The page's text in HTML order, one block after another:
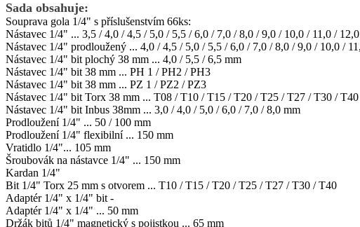
Sada obsahuje:
Souprava gola 1/4" s příslušenstvím 66ks:
Nástavec 1/4" ... 3,5 / 4,0 / 4,5 / 5,0 / 5,5 / 6,0 / 7,0 / 8,0 / 9,0 / 10,0 / 11,0 /
Nástavec 1/4" prodloužený ... 4,0 / 4,5 / 5,0 / 5,5 / 6,0 / 7,0 / 8,0 / 9,0 / 10,0 /
Nástavec 1/4" bit plochý 38 mm ... 4,0 / 5,5 / 6,5 mm
Nástavec 1/4" bit 38 mm ... PH 1 / PH2 / PH3
Nástavec 1/4" bit 38 mm ... PZ 1 / PZ2 / PZ3
Nástavec 1/4" bit Torx 38 mm ... T08 / T10 / T15 / T20 / T25 / T27 / T30 / T40
Nástavec 1/4" bit Inbus 38mm ... 3,0 / 4,0 / 5,0 / 6,0 / 7,0 / 8,0 mm
Prodloužení 1/4" ... 50 / 100 mm
Prodloužení 1/4" flexibilní ... 150 mm
Vratidlo 1/4"... 105 mm
Šroubovák na nástavce 1/4" ... 150 mm
Kardan 1/4"
Bit 1/4" Torx 25 mm s otvorem ... T10 / T15 / T20 / T25 / T27 / T30 / T40
Adaptér 1/4" x 1/4" bit -
Adaptér 1/4" x 1/4" ... 50 mm
Držák bitů 1/4" magnetický s pojistkou ... 65 mm